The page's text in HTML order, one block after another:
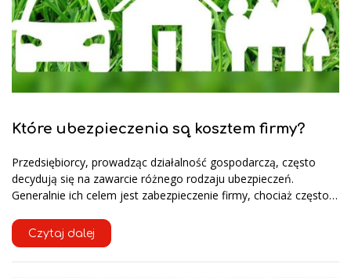
Które ubezpieczenia są kosztem firmy?
Przedsiębiorcy, prowadząc działalność gospodarczą, często
decydują się na zawarcie różnego rodzaju ubezpieczeń.
Generalnie ich celem jest zabezpieczenie firmy, chociaż często…
Czytaj dalej